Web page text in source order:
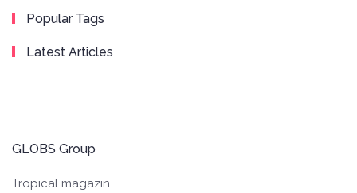
Popular Tags
Latest Articles
GLOBS Group
Tropical magazin